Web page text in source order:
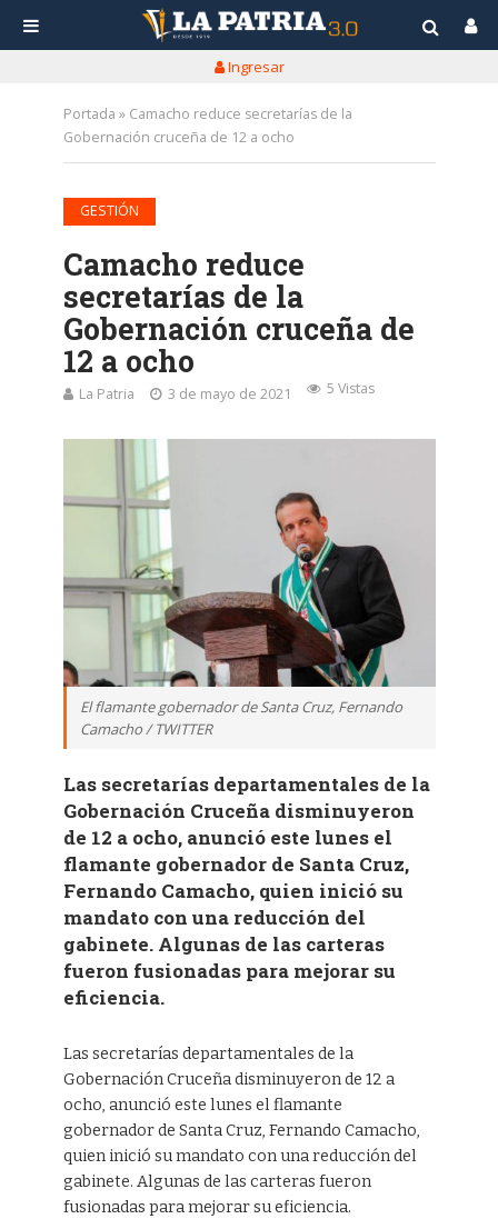
Ingresar
Portada » Camacho reduce secretarías de la
Gobernación cruceña de 12 a ocho
GESTIÓN
Camacho reduce
secretarías de la
Gobernación cruceña de
12 a ocho
La Patria 3 de mayo de 2021 5 Vistas
El flamante gobernador de Santa Cruz, Fernando
Camacho / TWITTER
Las secretarías departamentales de la
Gobernación Cruceña disminuyeron
de 12 a ocho, anunció este lunes el
flamante gobernador de Santa Cruz,
Fernando Camacho, quien inició su
mandato con una reducción del
gabinete. Algunas de las carteras
fueron fusionadas para mejorar su
eficiencia.
Las secretarías departamentales de la
Gobernación Cruceña disminuyeron de 12 a
ocho, anunció este lunes el flamante
gobernador de Santa Cruz, Fernando Camacho,
quien inició su mandato con una reducción del
gabinete. Algunas de las carteras fueron
fusionadas para mejorar su eficiencia.